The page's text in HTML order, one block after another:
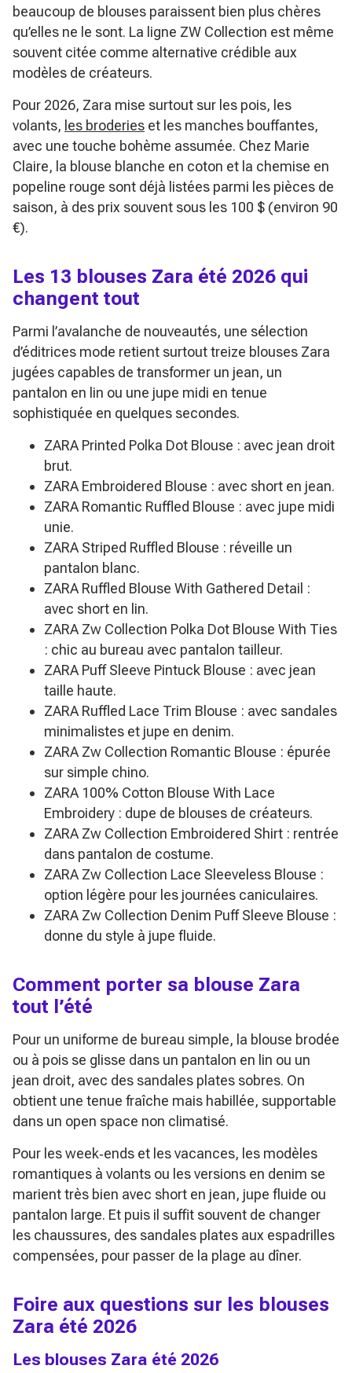
beaucoup de blouses paraissent bien plus chères
qu’elles ne le sont. La ligne ZW Collection est même
souvent citée comme alternative crédible aux
modèles de créateurs.
Pour 2026, Zara mise surtout sur les pois, les
volants, les broderies et les manches bouffantes,
avec une touche bohème assumée. Chez Marie
Claire, la blouse blanche en coton et la chemise en
popeline rouge sont déjà listées parmi les pièces de
saison, à des prix souvent sous les 100 $ (environ 90
€).
Les 13 blouses Zara été 2026 qui
changent tout
Parmi l’avalanche de nouveautés, une sélection
d’éditrices mode retient surtout treize blouses Zara
jugées capables de transformer un jean, un
pantalon en lin ou une jupe midi en tenue
sophistiquée en quelques secondes.
ZARA Printed Polka Dot Blouse : avec jean droit
brut.
ZARA Embroidered Blouse : avec short en jean.
ZARA Romantic Ruffled Blouse : avec jupe midi
unie.
ZARA Striped Ruffled Blouse : réveille un
pantalon blanc.
ZARA Ruffled Blouse With Gathered Detail :
avec short en lin.
ZARA Zw Collection Polka Dot Blouse With Ties
: chic au bureau avec pantalon tailleur.
ZARA Puff Sleeve Pintuck Blouse : avec jean
taille haute.
ZARA Ruffled Lace Trim Blouse : avec sandales
minimalistes et jupe en denim.
ZARA Zw Collection Romantic Blouse : épurée
sur simple chino.
ZARA 100% Cotton Blouse With Lace
Embroidery : dupe de blouses de créateurs.
ZARA Zw Collection Embroidered Shirt : rentrée
dans pantalon de costume.
ZARA Zw Collection Lace Sleeveless Blouse :
option légère pour les journées caniculaires.
ZARA Zw Collection Denim Puff Sleeve Blouse :
donne du style à jupe fluide.
Comment porter sa blouse Zara
tout l’été
Pour un uniforme de bureau simple, la blouse brodée
ou à pois se glisse dans un pantalon en lin ou un
jean droit, avec des sandales plates sobres. On
obtient une tenue fraîche mais habillée, supportable
dans un open space non climatisé.
Pour les week‑ends et les vacances, les modèles
romantiques à volants ou les versions en denim se
marient très bien avec short en jean, jupe fluide ou
pantalon large. Et puis il suffit souvent de changer
les chaussures, des sandales plates aux espadrilles
compensées, pour passer de la plage au dîner.
Foire aux questions sur les blouses
Zara été 2026
Les blouses Zara été 2026